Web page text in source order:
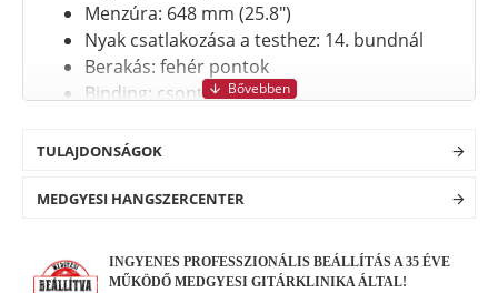
INGYENES PROFESSZIONÁLIS BEÁLLÍTÁS A 35 ÉVE
MŰKÖDŐ MEDGYESI GITÁRKLINIKA ÁLTAL!
Menzúra: 648 mm (25.8")
Nyak csatlakozása a testhez: 14. bundnál
Berakás: fehér pontok
Binding: csontszínű
Kulcsok: Die-cast nikkel, fekete gombok
Húrok: bevonatos
nyílt pórusú szatén
Szín: natúr (NT - natural)
TULAJDONSÁGOK
MEDGYESI HANGSZERCENTER